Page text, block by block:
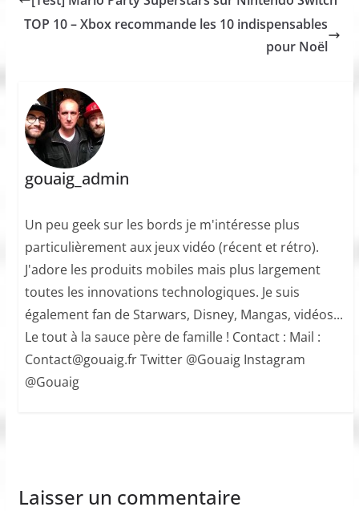
TOP 10 – Xbox recommande les 10 indispensables
pour Noël
gouaig_admin
Un peu geek sur les bords je m'intéresse plus
particulièrement aux jeux vidéo (récent et rétro).
J'adore les produits mobiles mais plus largement
toutes les innovations technologiques. Je suis
également fan de Starwars, Disney, Mangas, vidéos...
Le tout à la sauce père de famille ! Contact : Mail :
Contact@gouaig.fr Twitter @Gouaig Instagram
@Gouaig
Laisser un commentaire